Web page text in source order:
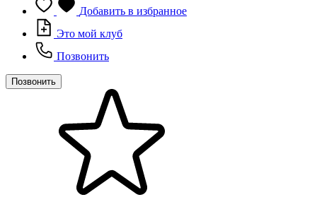
Добавить в избранное
Это мой клуб
Позвонить
Позвонить